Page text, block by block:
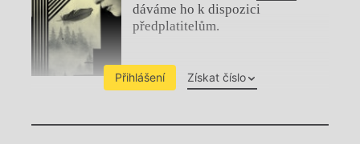
dáváme ho k dispozici
předplatitelům.
Přihlášení Získat číslo
Chviličku.